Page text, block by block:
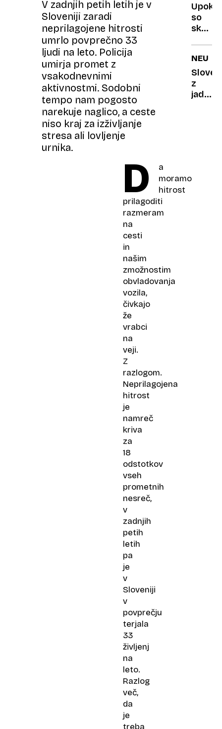
V zadnjih petih letih je v
Sloveniji zaradi
neprilagojene hitrosti
umrlo povprečno 33
ljudi na leto. Policija
umirja promet z
vsakodnevnimi
aktivnostmi. Sodobni
tempo nam pogosto
narekuje naglico, a ceste
niso kraj za izživljanje
stresa ali lovljenje
urnika.
D
a
moramo
hitrost
prilagoditi
razmeram
na
cesti
in
našim
zmožnostim
obvladovanja
vozila,
čivkajo
že
vrabci
na
veji.
Z
razlogom.
Neprilagojena
hitrost
je
namreč
kriva
za
18
odstotkov
vseh
prometnih
nesreč,
v
zadnjih
petih
letih
pa
je
v
Sloveniji
v
povprečju
terjala
33
življenj
na
leto.
Razlog
več,
da
je
treba
pa
ne bi
plačal
so
skriti
za
težav
z